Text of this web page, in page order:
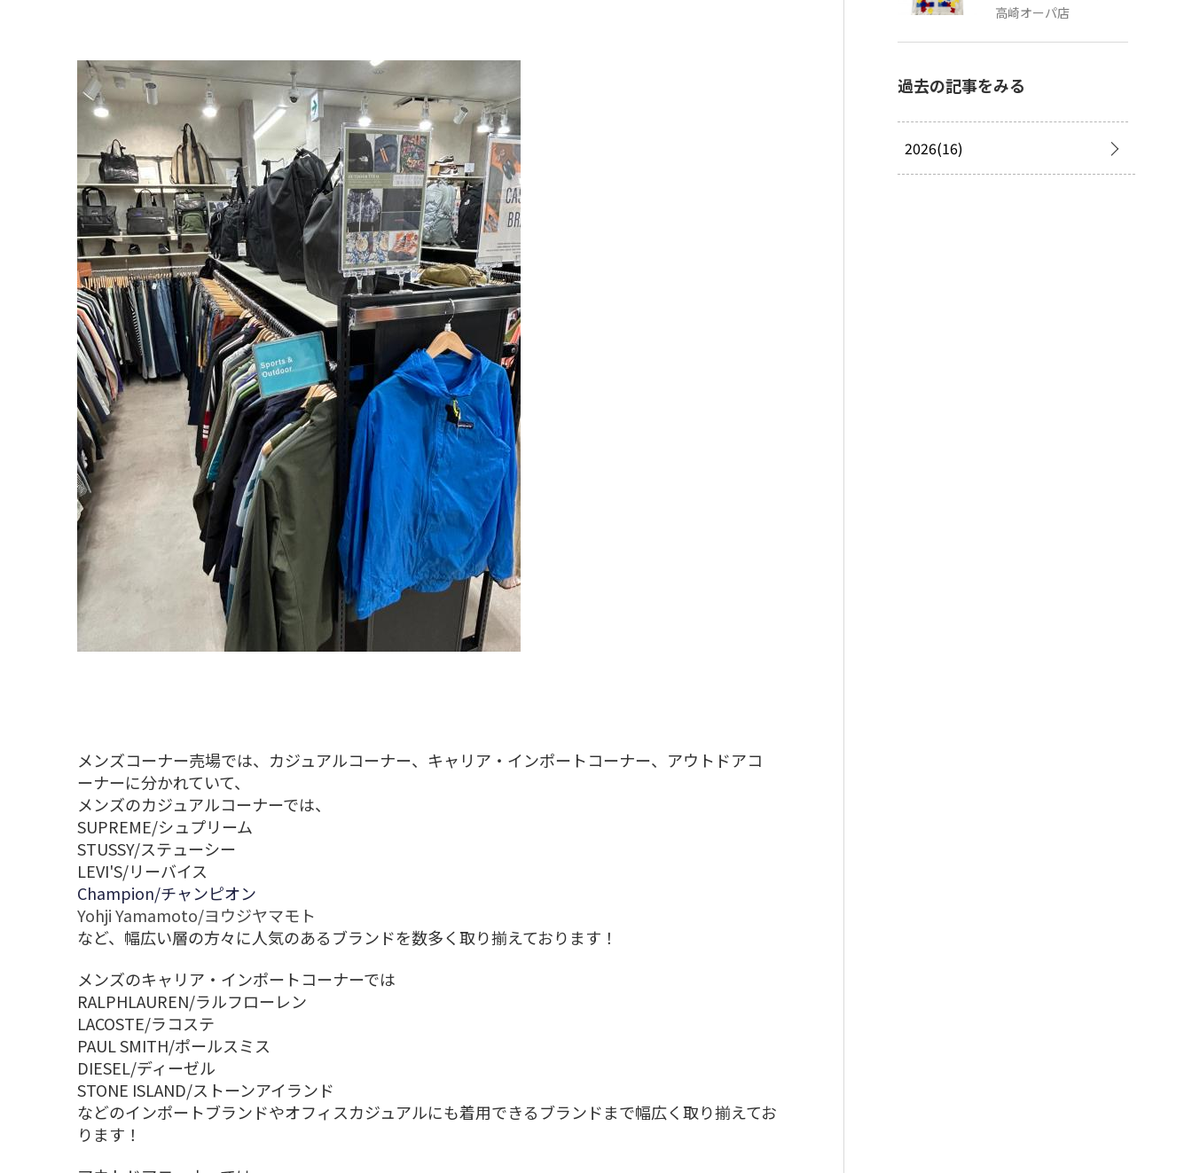
メンズコーナー売場では、カジュアルコーナー、キャリア・インポートコーナー、アウトドアコ
ーナーに分かれていて、
メンズのカジュアルコーナーでは、
SUPREME/シュプリーム
STUSSY/ステューシー
LEVI'S/リーバイス
Champion/チャンピオン
Yohji Yamamoto/ヨウジヤマモト
など、幅広い層の方々に人気のあるブランドを数多く取り揃えております！
メンズのキャリア・インポートコーナーでは
RALPHLAUREN/ラルフローレン
LACOSTE/ラコステ
PAUL SMITH/ポールスミス
DIESEL/ディーゼル
STONE ISLAND/ストーンアイランド
などのインポートブランドやオフィスカジュアルにも着用できるブランドまで幅広く取り揃えてお
ります！
高崎オーパ店
過去の記事をみる
2026(16)